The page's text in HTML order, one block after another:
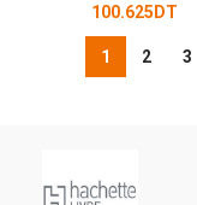
100.625 DT
1 2 3